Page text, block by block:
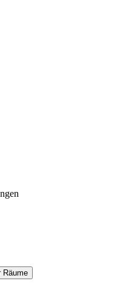
Räume